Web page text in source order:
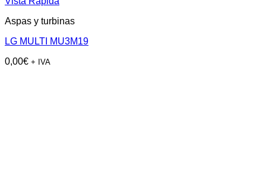
Aspas y turbinas
LG MULTI MU3M19
0,00€ + IVA